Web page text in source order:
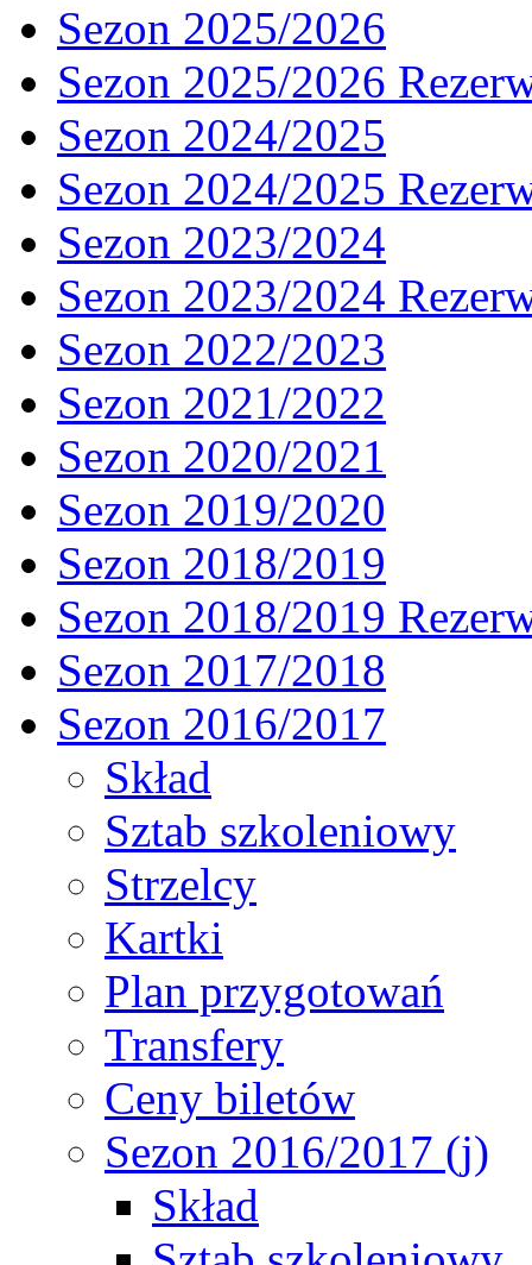
Sezon 2025/2026
Sezon 2025/2026
Sezon 2024/2025
Sezon 2024/2025
Sezon 2023/2024
Sezon 2023/2024
Sezon 2022/2023
Sezon 2021/2022
Sezon 2020/2021
Sezon 2019/2020
Sezon 2018/2019
Sezon 2018/2019
Sezon 2017/2018
Sezon 2016/2017
Skład
Sztab szkoleniowy
Strzelcy
Kartki
Plan przygotowań
Transfery
Ceny biletów
Sezon 2016/2017 (j)
Skład